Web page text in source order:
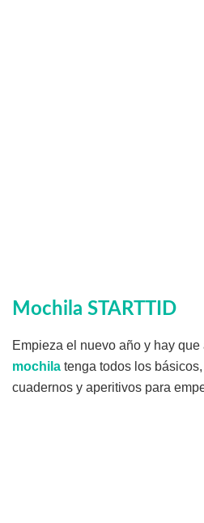
Mochila STARTTID
Empieza el nuevo año y hay
mochila tenga todos los
cuadernos y aperitivos para